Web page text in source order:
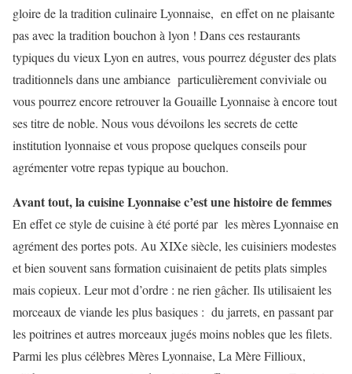
gloire de la tradition culinaire Lyonnaise, en effet on ne plaisante
pas avec la tradition bouchon à lyon ! Dans ces restaurants
typiques du vieux Lyon en autres, vous pourrez déguster des plats
traditionnels dans une ambiance particulièrement conviviale ou
vous pourrez encore retrouver la Gouaille Lyonnaise à encore tout
ses titre de noble. Nous vous dévoilons les secrets de cette
institution lyonnaise et vous propose quelques conseils pour
agrémenter votre repas typique au bouchon.
Avant tout, la cuisine Lyonnaise c’est une histoire de femmes
En effet ce style de cuisine à été porté par les mères Lyonnaise en
agrément des portes pots. Au XIXe siècle, les cuisiniers modestes
et bien souvent sans formation cuisinaient de petits plats simples
mais copieux. Leur mot d’ordre : ne rien gâcher. Ils utilisaient les
morceaux de viande les plus basiques : du jarrets, en passant par
les poitrines et autres morceaux jugés moins nobles que les filets.
Parmi les plus célèbres Mères Lyonnaise, La Mère Fillioux,